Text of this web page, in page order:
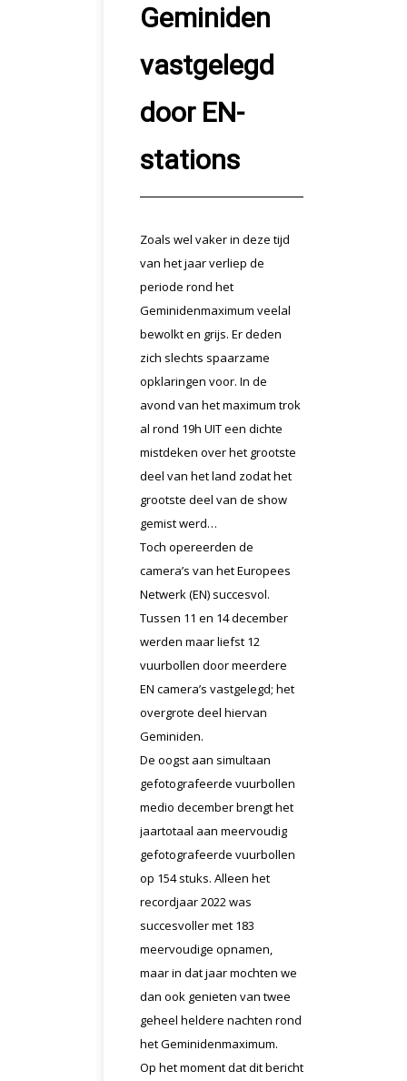
Geminiden
vastgelegd
door EN-
stations
Zoals wel vaker in deze tijd
van het jaar verliep de
periode rond het
Geminidenmaximum veelal
bewolkt en grijs. Er deden
zich slechts spaarzame
opklaringen voor. In de
avond van het maximum trok
al rond 19h UIT een dichte
mistdeken over het grootste
deel van het land zodat het
grootste deel van de show
gemist werd…
Toch opereerden de
camera’s van het Europees
Netwerk (EN) succesvol.
Tussen 11 en 14 december
werden maar liefst 12
vuurbollen door meerdere
EN camera’s vastgelegd; het
overgrote deel hiervan
Geminiden.
De oogst aan simultaan
gefotografeerde vuurbollen
medio december brengt het
jaartotaal aan meervoudig
gefotografeerde vuurbollen
op 154 stuks. Alleen het
recordjaar 2022 was
succesvoller met 183
meervoudige opnamen,
maar in dat jaar mochten we
dan ook genieten van twee
geheel heldere nachten rond
het Geminidenmaximum.
Op het moment dat dit bericht